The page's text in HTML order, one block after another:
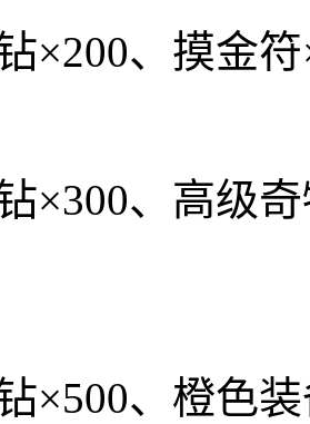
×200、摸金
×300、高级
×500、橙色